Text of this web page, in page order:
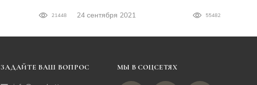
21448 24 сентября 2021 55482
ЗАДАЙТЕ ВАШ ВОПРОС МЫ В СОЦСЕТЯХ